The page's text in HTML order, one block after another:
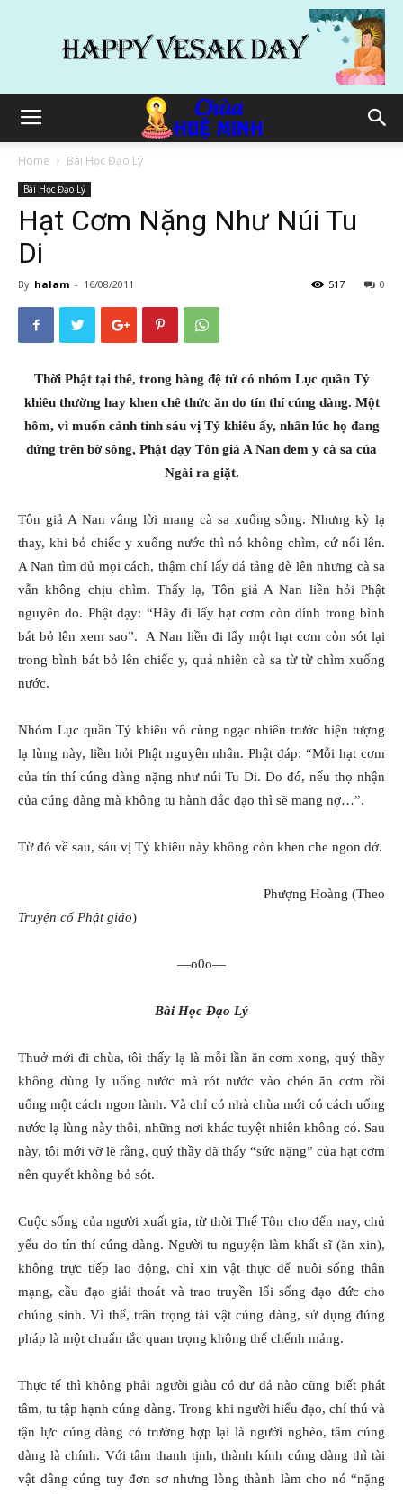
Home Bài Học Đạo Lý
Bài Học Đạo Lý
Hạt Cơm Nặng Như Núi Tu
Di
By halam - 16/08/2011 0
517
Thời Phật tại thế, trong hàng đệ tử có nhóm Lục quần Tỷ
khiêu thường hay khen chê thức ăn do tín thí cúng dàng. Một
hôm, vì muốn cảnh tỉnh sáu vị Tỷ khiêu ấy, nhân lúc họ đang
đứng trên bờ sông, Phật dạy Tôn giả A Nan đem y cà sa của
Ngài ra giặt.
Tôn giả A Nan vâng lời mang cà sa xuống sông. Nhưng kỳ lạ
thay, khi bỏ chiếc y xuống nước thì nó không chìm, cứ nổi lên.
A Nan tìm đủ mọi cách, thậm chí lấy đá tảng đè lên nhưng cà sa
vẫn không chịu chìm. Thấy lạ, Tôn giả A Nan liền hỏi Phật
nguyên do. Phật dạy: “Hãy đi lấy hạt cơm còn dính trong bình
bát bỏ lên xem sao”. A Nan liền đi lấy một hạt cơm còn sót lại
trong bình bát bỏ lên chiếc y, quả nhiên cà sa từ từ chìm xuống
nước.
Nhóm Lục quần Tỷ khiêu vô cùng ngạc nhiên trước hiện tượng
lạ lùng này, liền hỏi Phật nguyên nhân. Phật đáp: “Mỗi hạt cơm
của tín thí cúng dàng nặng như núi Tu Di. Do đó, nếu thọ nhận
của cúng dàng mà không tu hành đắc đạo thì sẽ mang nợ…”.
Từ đó về sau, sáu vị Tỷ khiêu này không còn khen che ngon dở.
Phượng Hoàng (Theo
Truyện cổ Phật giáo)
—o0o—
Bài Học Đạo Lý
Thuở mới đi chùa, tôi thấy lạ là mỗi lần ăn cơm xong, quý thầy
không dùng ly uống nước mà rót nước vào chén ăn cơm rồi
uống một cách ngon lành. Và chỉ có nhà chùa mới có cách uống
nước lạ lùng này thôi, những nơi khác tuyệt nhiên không có. Sau
này, tôi mới vỡ lẽ rằng, quý thầy đã thấy “sức nặng” của hạt cơm
nên quyết không bỏ sót.
Cuộc sống của người xuất gia, từ thời Thế Tôn cho đến nay, chủ
yếu do tín thí cúng dàng. Người tu nguyện làm khất sĩ (ăn xin),
không trực tiếp lao động, chỉ xin vật thực để nuôi sống thân
mạng, cầu đạo giải thoát và trao truyền lối sống đạo đức cho
chúng sinh. Vì thế, trân trọng tài vật cúng dàng, sử dụng đúng
pháp là một chuẩn tắc quan trọng không thể chểnh mảng.
Thực tế thì không phải người giàu có dư dả nào cũng biết phát
tâm, tu tập hạnh cúng dàng. Trong khi người hiểu đạo, chí thú và
tận lực cúng dàng có trường hợp lại là người nghèo, tâm cúng
dàng là chính. Với tâm thanh tịnh, thành kính cúng dàng thì tài
vật dâng cúng tuy đơn sơ nhưng lòng thành làm cho nó “nặng